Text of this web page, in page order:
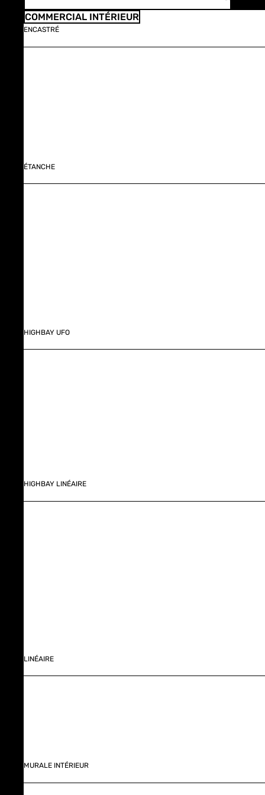
COMMERCIAL INTÉRIEUR
ENCASTRÉ
ÉTANCHE
HIGHBAY UFO
HIGHBAY LINÉAIRE
LINÉAIRE
MURALE INTÉRIEUR